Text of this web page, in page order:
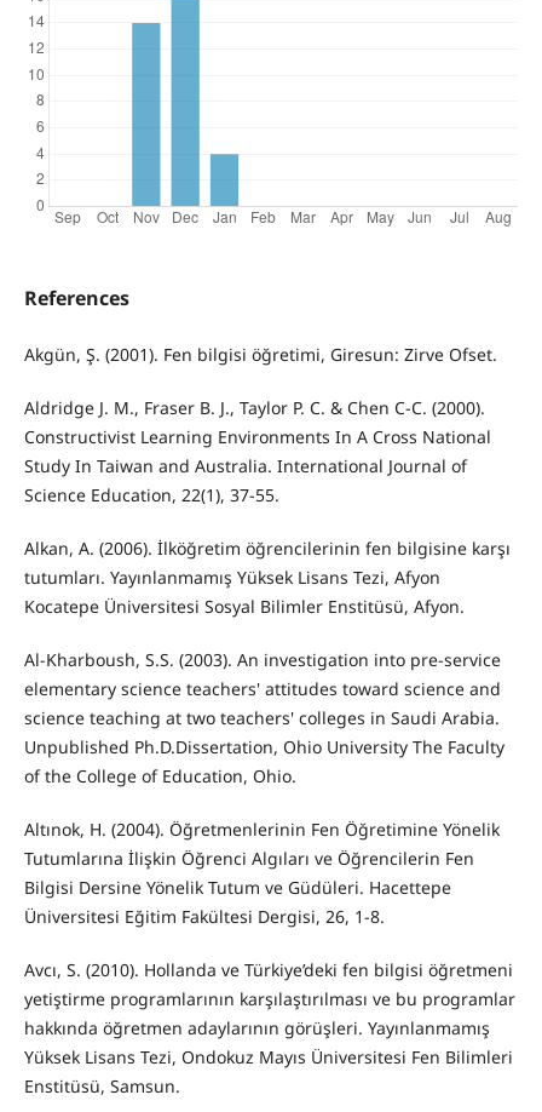
References
Akgün, Ş. (2001). Fen bilgisi öğretimi, Giresun: Zirve Ofset.
Aldridge J. M., Fraser B. J., Taylor P. C. & Chen C-C. (2000).
Constructivist Learning Environments In A Cross National
Study In Taiwan and Australia. International Journal of
Science Education, 22(1), 37-55.
Alkan, A. (2006). İlköğretim öğrencilerinin fen bilgisine karşı
tutumları. Yayınlanmamış Yüksek Lisans Tezi, Afyon
Kocatepe Üniversitesi Sosyal Bilimler Enstitüsü, Afyon.
Al-Kharboush, S.S. (2003). An investigation into pre-service
elementary science teachers' attitudes toward science and
science teaching at two teachers' colleges in Saudi Arabia.
Unpublished Ph.D.Dissertation, Ohio University The Faculty
of the College of Education, Ohio.
Altınok, H. (2004). Öğretmenlerinin Fen Öğretimine Yönelik
Tutumlarına İlişkin Öğrenci Algıları ve Öğrencilerin Fen
Bilgisi Dersine Yönelik Tutum ve Güdüleri. Hacettepe
Üniversitesi Eğitim Fakültesi Dergisi, 26, 1-8.
Avcı, S. (2010). Hollanda ve Türkiye’deki fen bilgisi öğretmeni
yetiştirme programlarının karşılaştırılması ve bu programlar
hakkında öğretmen adaylarının görüşleri. Yayınlanmamış
Yüksek Lisans Tezi, Ondokuz Mayıs Üniversitesi Fen Bilimleri
Enstitüsü, Samsun.